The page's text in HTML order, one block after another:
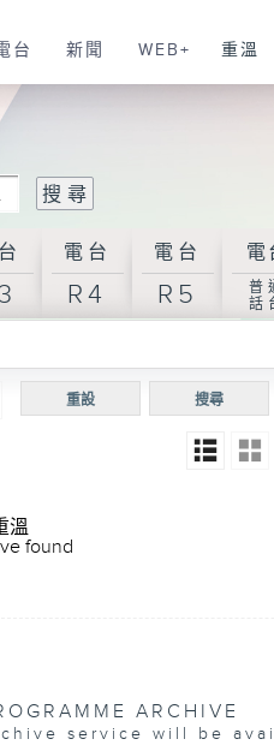
台 新聞 WEB+ 重溫
電台
R4
電台
R5
電
普
話
搜尋
重設
溫
found
ARCHIVE
service will be